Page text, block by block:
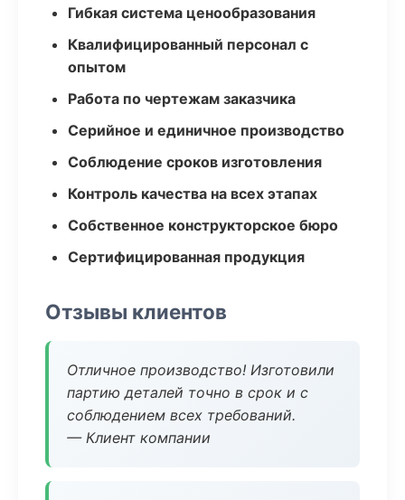
Гибкая система ценообразования
Квалифицированный персонал с
опытом
Работа по чертежам заказчика
Серийное и единичное производство
Соблюдение сроков изготовления
Контроль качества на всех этапах
Собственное конструкторское бюро
Сертифицированная продукция
Отзывы клиентов
Отличное производство! Изготовили
партию деталей точно в срок и с
соблюдением всех требований.
— Клиент компании